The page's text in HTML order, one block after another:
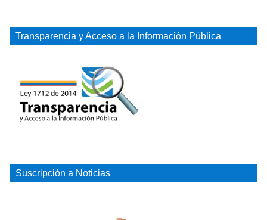
Transparencia y Acceso a la Información Pública
Suscripción a Noticias